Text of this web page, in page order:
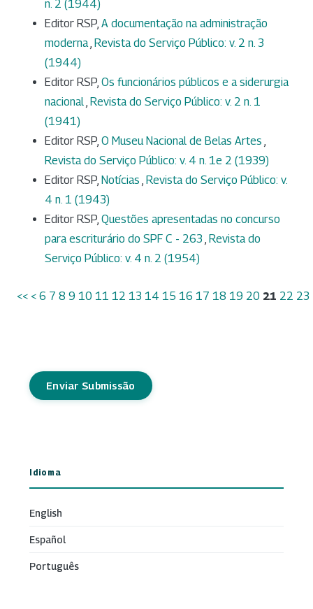
n. 2 (1944)
Editor RSP, A documentação na administração
moderna, Revista do Serviço Público: v. 2 n. 3
(1944)
Editor RSP, Os funcionários públicos e a siderurgia
nacional, Revista do Serviço Público: v. 2 n. 1
(1941)
Editor RSP, O Museu Nacional de Belas Artes ,
Revista do Serviço Público: v. 4 n. 1e 2 (1939)
Editor RSP, Notícias , Revista do Serviço Público: v.
4 n. 1 (1943)
Editor RSP, Questões apresentadas no concurso
para escriturário do SPF C - 263 , Revista do
Serviço Público: v. 4 n. 2 (1954)
<< < 6 7 8 9 10 11 12 13 14 15 16 17 18 19 20 21 22 23
Enviar Submissão
Idioma
English
Español
Português